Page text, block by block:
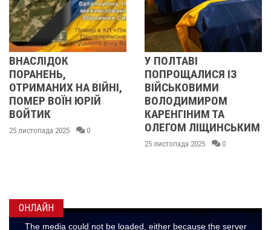
У ПОЛТАВІ
ПОПРОЩАЛИСЯ ІЗ
ВІЙСЬКОВИМИ
ВОЛОДИМИРОМ
КАРЕНГІНИМ ТА
ОЛЕГОМ ЛІЩИНСЬКИМ
У ПОЛТАВІ
ПОПРОЩАЛИСЯ
БІЙЦЯМИ
ОЛЕКСАНДРОМ
ІВАЩЕНКОМ,
ДМИТРОМ
КИСЛИЧЕНКОМ
ОНЛАЙН